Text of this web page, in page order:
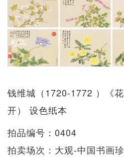
钱维城（1720-1772 ）《
开） 设色纸本
拍品编号：0404
拍卖场次：大观-中国书画